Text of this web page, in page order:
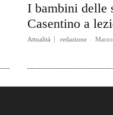
I bambini delle
Casentino a
Attualità redazione -